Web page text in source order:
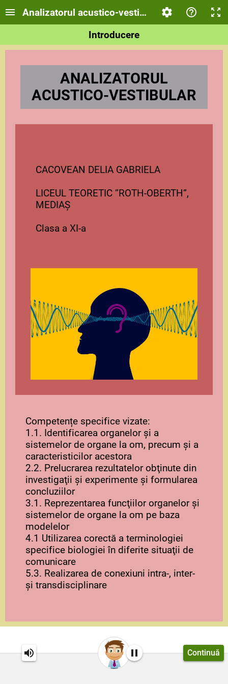
Continuă
Analizatorul acustico-vestibular
Introducere
ANALIZATORUL
ACUSTICO-VESTIBULAR
CACOVEAN DELIA GABRIELA
LICEUL TEORETIC ”ROTH-OBERTH”,
MEDIAȘ
Clasa a XI-a
Competențe specifice vizate:
1.1. Identificarea organelor şi a
sistemelor de organe la om, precum şi a
caracteristicilor acestora
2.2. Prelucrarea rezultatelor obţinute din
investigaţii şi experimente şi formularea
concluziilor
3.1. Reprezentarea funcţiilor organelor şi
sistemelor de organe la om pe baza
modelelor
4.1 Utilizarea corectă a terminologiei
specifice biologiei în diferite situaţii de
comunicare
5.3. Realizarea de conexiuni intra-, inter-
şi transdisciplinare